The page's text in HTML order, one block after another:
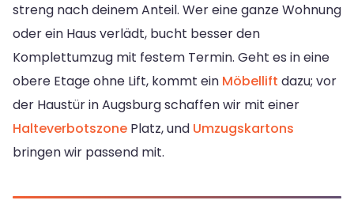
streng nach deinem Anteil. Wer eine ganze Wohnung
oder ein Haus verlädt, bucht besser den
Komplettumzug mit festem Termin. Geht es in eine
obere Etage ohne Lift, kommt ein Möbellift dazu; vor
der Haustür in Augsburg schaffen wir mit einer
Halteverbotszone Platz, und Umzugskartons
bringen wir passend mit.